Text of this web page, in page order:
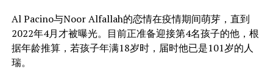
Al Pacino与Noor Alfallah的恋情在疫情期间萌芽，直到
2022年4月才被曝光。目前正准备迎接第4名孩子的他，根
据年龄推算，若孩子年满18岁时，届时他已是101岁的人
瑞。